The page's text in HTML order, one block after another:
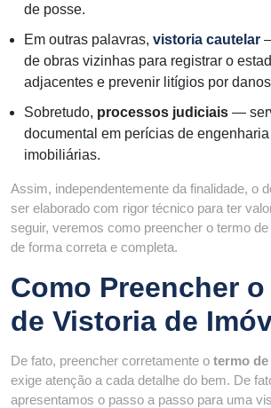
de posse.
Em outras palavras, vistoria cautelar
de obras vizinhas para registrar o
adjacentes e prevenir litígios por
Sobretudo, processos judiciais —
documental em perícias de
imobiliárias.
Assim, independentemente da finalidade, o
ser elaborado com rigor técnico para ter
seguir, veremos como preencher o termo
de forma correta e completa.
Como Preencher o
de Vistoria de
De fato, preencher corretamente o termo
exige atenção a cada detalhe do bem. De
apresentamos o passo a passo para uma